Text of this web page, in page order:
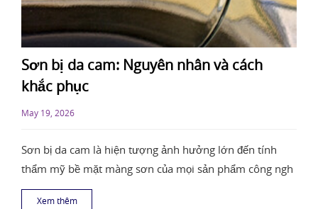
Sơn bị da cam: Nguyên nhân và cách
khắc phục
May 19, 2026
Sơn bị da cam là hiện tượng ảnh hưởng lớn đến tính
thẩm mỹ bề mặt màng sơn của mọi sản phẩm công ngh
Xem thêm